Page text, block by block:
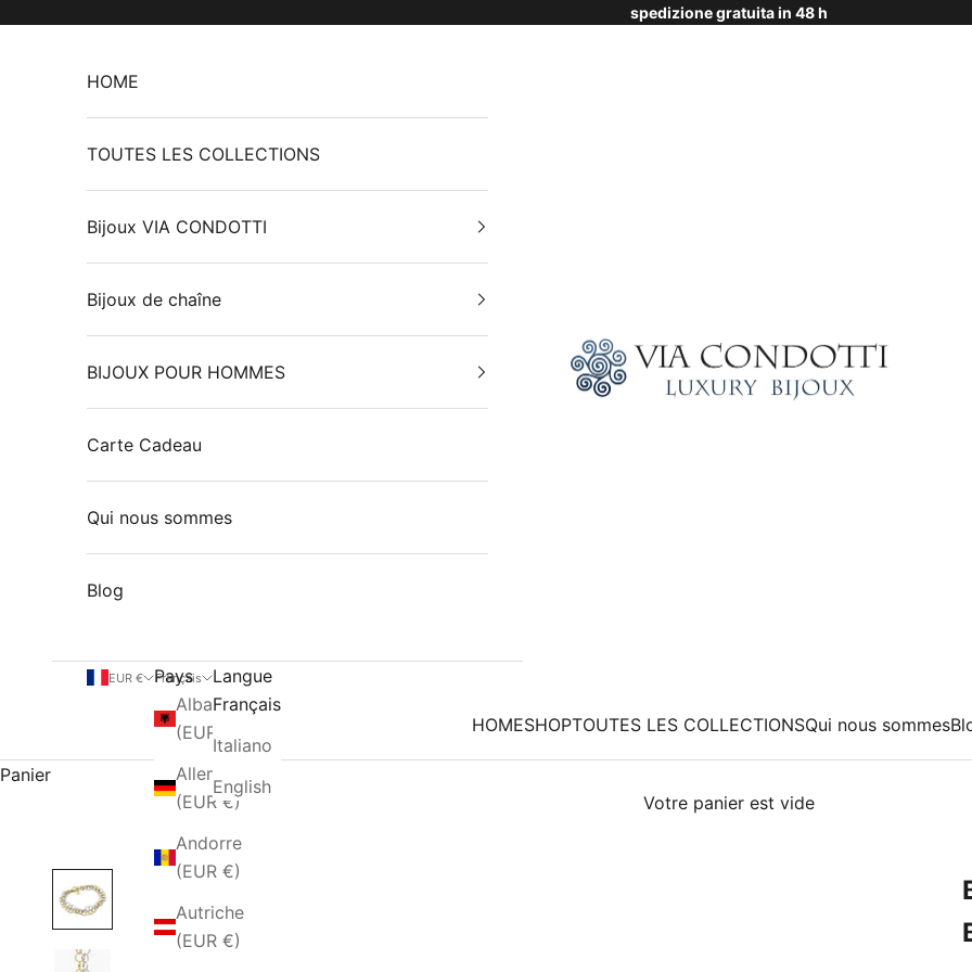
spedizione gratuita in 48 h
Via Condotti Store
HOMESHOPTOUTES LES COLLECTIONSQui nous sommes
HOME
TOUTES LES COLLECTIONS
Bijoux VIA CONDOTTI
Bijoux de chaîne
BIJOUX POUR HOMMES
Carte Cadeau
Qui nous sommes
Blog
EUR €
Pays
Albanie
Allemagne
(EUR €)
Andorre
(EUR €)
Autriche
(EUR €)
Français
Langue
Français
Italiano
English
Panier
Votre panier est vide